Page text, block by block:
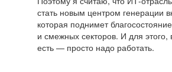
стать новым центром генерации
которая поднимет
и смежных секторов. И для
есть — просто надо работать.